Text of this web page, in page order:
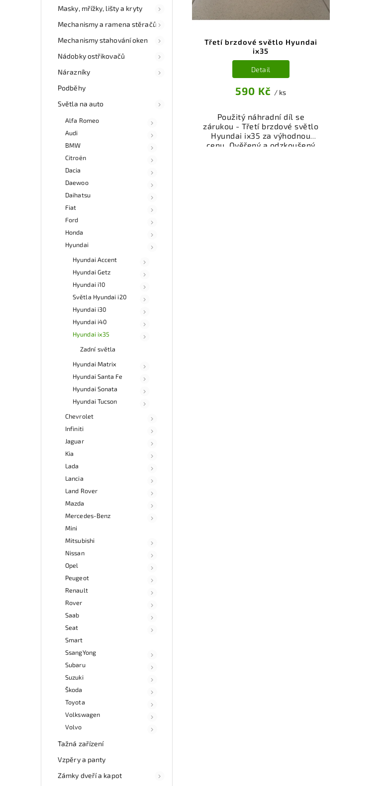
Masky, mřížky, lišty a kryty
Mechanismy a ramena stěračů
Mechanismy stahování oken
Nádobky ostřikovačů
Nárazníky
Podběhy
Světla na auto
Alfa Romeo
Audi
BMW
Citroën
Dacia
Daewoo
Daihatsu
Fiat
Ford
Honda
Hyundai
Hyundai Accent
Hyundai Getz
Hyundai i10
Světla Hyundai i20
Hyundai i30
Hyundai i40
Hyundai ix35
Zadní světla
Hyundai Matrix
Hyundai Santa Fe
Hyundai Sonata
Hyundai Tucson
Chevrolet
Infiniti
Jaguar
Kia
Lada
Lancia
Land Rover
Mazda
Mercedes-Benz
Mini
Mitsubishi
Nissan
Opel
Peugeot
Renault
Rover
Saab
Seat
Smart
SsangYong
Subaru
Suzuki
Škoda
Toyota
Volkswagen
Volvo
Tažná zařízení
Vzpěry a panty
Zámky dveří a kapot
Třetí brzdové světlo Hyundai
ix35
590 Kč / ks
Detail
Použitý náhradní díl se
zárukou - Třetí brzdové světlo
Hyundai ix35 za výhodnou
cenu. Ověřený a odzkoušený